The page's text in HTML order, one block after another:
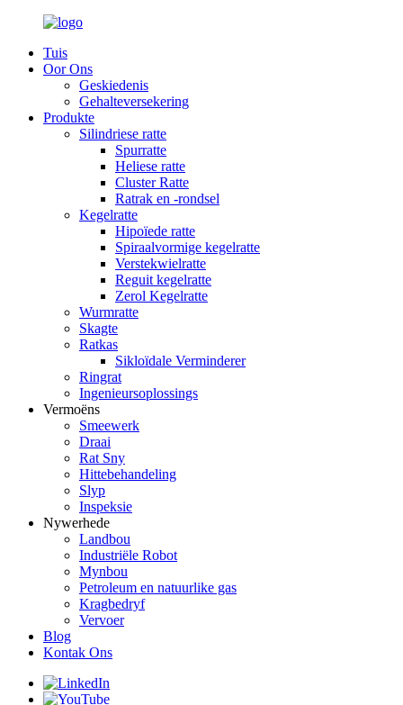
Tuis
Oor Ons
Geskiedenis
Gehalteversekering
Produkte
Silindriese ratte
Spurratte
Heliese ratte
Cluster Ratte
Ratrak en -rondsel
Kegelratte
Hipoïede ratte
Spiraalvormige kegelratte
Verstekwielratte
Reguit kegelratte
Zerol Kegelratte
Wurmratte
Skagte
Ratkas
Sikloïdale Verminderer
Ringrat
Ingenieursoplossings
Vermoëns
Smeewerk
Draai
Rat Sny
Hittebehandeling
Slyp
Inspeksie
Nywerhede
Landbou
Industriële Robot
Mynbou
Petroleum en natuurlike gas
Kragbedryf
Vervoer
Blog
Kontak Ons